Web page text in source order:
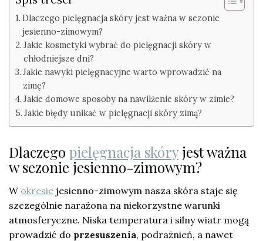
Dlaczego pielęgnacja skóry jest ważna w sezonie
jesienno-zimowym?
Jakie kosmetyki wybrać do pielęgnacji skóry w
chłodniejsze dni?
Jakie nawyki pielęgnacyjne warto wprowadzić na
zimę?
Jakie domowe sposoby na nawilżenie skóry w zimie?
Jakie błędy unikać w pielęgnacji skóry zimą?
Dlaczego pielęgnacja skóryjest ważna
w sezonie jesienno-zimowym?
W okresie jesienno-zimowym nasza skóra staje się
szczególnie narażona na niekorzystne warunki
atmosferyczne. Niska temperatura i silny wiatr mogą
prowadzić do przesuszenia, podrażnień, a nawet